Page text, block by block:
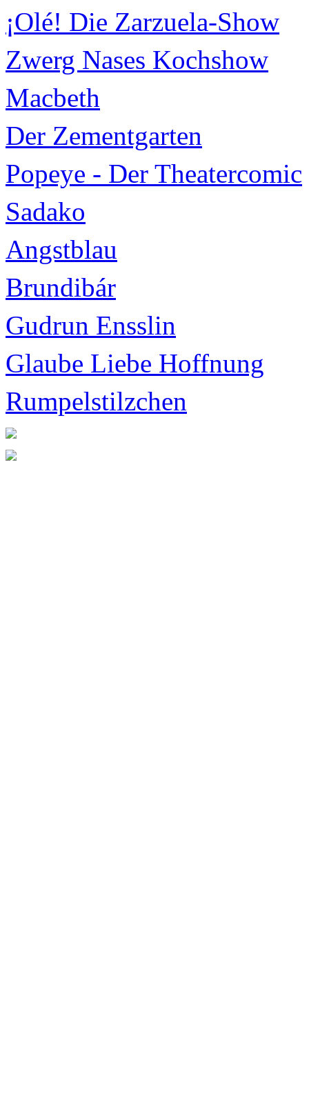
¡Olé! Die Zarzuela-Show
Zwerg Nases Kochshow
Macbeth
Der Zementgarten
Popeye - Der Theatercomic
Sadako
Angstblau
Brundibár
Gudrun Ensslin
Glaube Liebe Hoffnung
Rumpelstilzchen